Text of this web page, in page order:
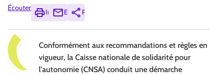
Écouter
ImprimerEnvoyerPartager
Conformément aux recommandations et règles en
vigueur, la Caisse nationale de solidarité pour
l'autonomie (CNSA) conduit une démarche